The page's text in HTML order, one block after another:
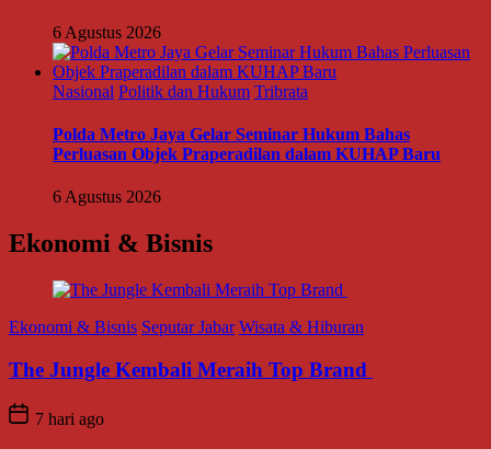
6 Agustus 2026
Nasional Politik dan Hukum Tribrata
Polda Metro Jaya Gelar Seminar Hukum Bahas
Perluasan Objek Praperadilan dalam KUHAP Baru
6 Agustus 2026
Ekonomi & Bisnis
Ekonomi & Bisnis Seputar Jabar Wisata & Hiburan
The Jungle Kembali Meraih Top Brand
7 hari ago